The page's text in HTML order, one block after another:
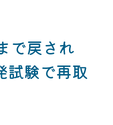
で戻され
試験で再取